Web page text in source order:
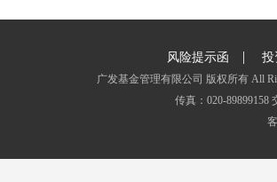
风险提示函 | 投
广发基金管理有限公司 版权所有 All
传真：020-89899158